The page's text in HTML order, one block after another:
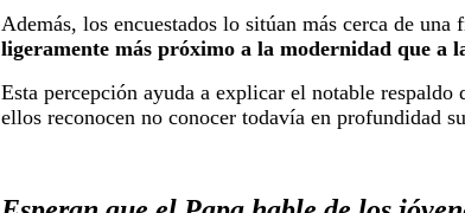
Además, los encuestados lo sitúan más cerca de
ligeramente más próximo a la modernidad que a
Esta percepción ayuda a explicar el notable
ellos reconocen no conocer todavía en profundidad